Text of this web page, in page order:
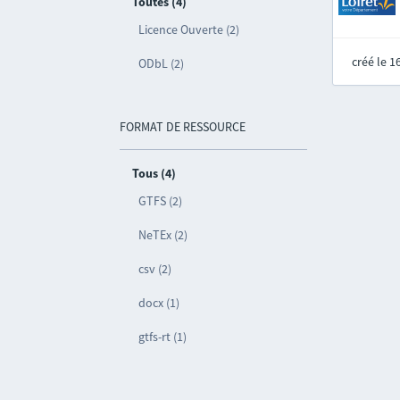
Licence Ouverte (2)
ODbL (2)
FORMAT DE RESSOURCE
Tous (4)
GTFS (2)
NeTEx (2)
csv (2)
docx (1)
gtfs-rt (1)
créé le